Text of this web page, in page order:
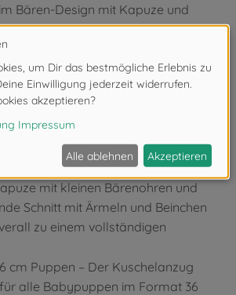
Bären-Design mit Kapuze und
verwandelt jede 36 cm
kuschelig-braunen Bären
Material – Das weiche,
in warmem Braun sorgt für
Kuschelfaktor und macht
absoluten Herzstück jeder
mit Kapuze – Die fest
mit kleinen Bärenohren und
Schnitt mit Ärmeln und Beinchen
zu einem vollständigen
cm Puppen – Der Kuschelanzug
alle Babypuppen im Format 36